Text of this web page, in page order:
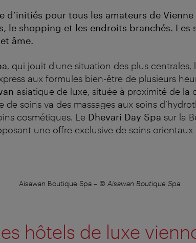
d’initiés pour tous les amateurs de
le shopping et les endroits branchés. Les
âme.
, qui jouit d'une situation des plus centrales,
aux formules bien-être de plusieurs
asiatique de luxe, située à proximité de la
de soins va des massages aux soins
cosmétiques. Le Dhevari Day Spa sur la
une offre exclusive de soins
Aisawan Boutique Spa– © Aisawan Boutique Spa
hôtels de luxe